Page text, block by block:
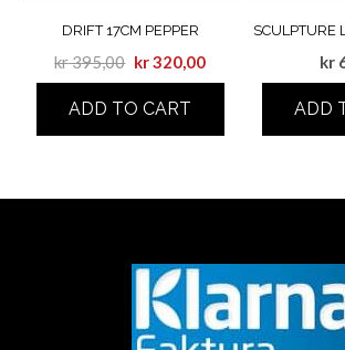
DRIFT 17CM PEPPER
kr395,00 kr320,00
ADD TO CART
SCULPTURE
kr
ADD